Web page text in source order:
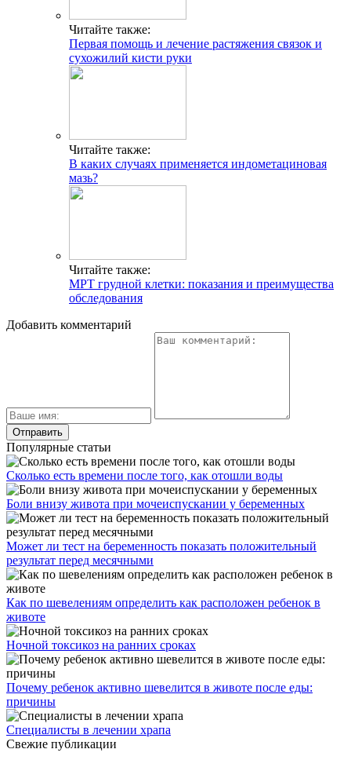
Читайте также:
Первая помощь и лечение растяжения связок и
сухожилий кисти руки
Читайте также:
В каких случаях применяется индометациновая
мазь?
Читайте также:
МРТ грудной клетки: показания и преимущества
обследования
Добавить комментарий
Популярные статьи
Сколько есть времени после того, как отошли воды
Боли внизу живота при мочеиспускании у беременных
Может ли тест на беременность показать положительный
результат перед месячными
Как по шевелениям определить как расположен ребенок в
животе
Ночной токсикоз на ранних сроках
Почему ребенок активно шевелится в животе после еды:
причины
Специалисты в лечении храпа
Свежие публикации